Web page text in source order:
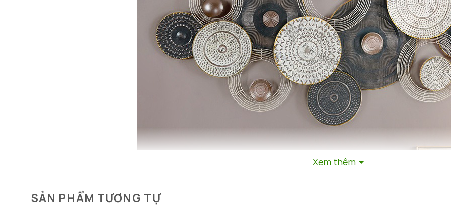
Xem thêm
SẢN PHẨM TƯƠNG TỰ